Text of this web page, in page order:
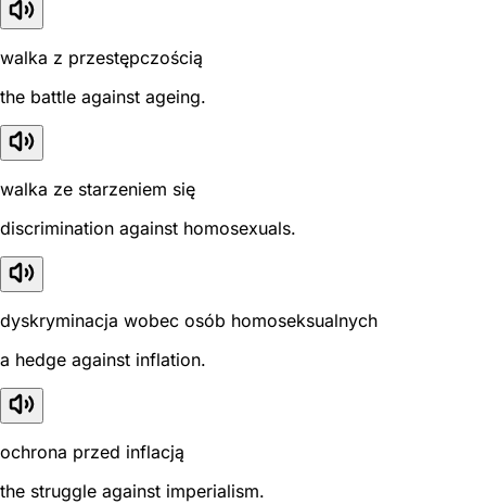
walka z przestępczością
the battle against ageing.
walka ze starzeniem się
discrimination against homosexuals.
dyskryminacja wobec osób homoseksualnych
a hedge against inflation.
ochrona przed inflacją
the struggle against imperialism.